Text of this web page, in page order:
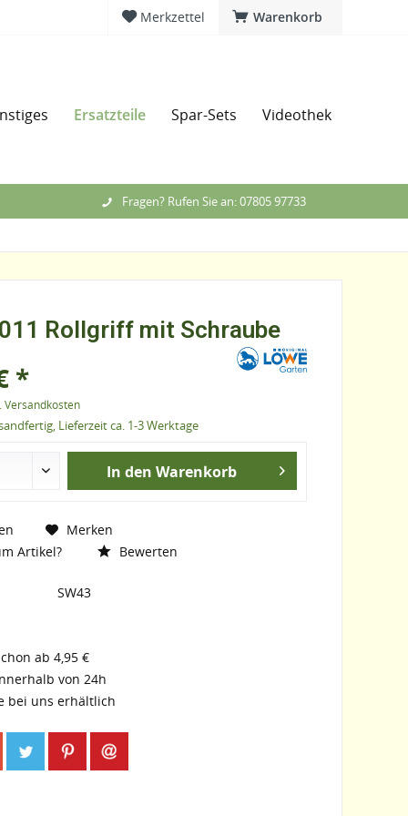
Warenkorb
Merkzettel
Ersatzteile Spar-Sets Videothek
Fragen? Rufen Sie an: 07805 97733
Rollgriff mit Schraube
*
Versandkosten
Lieferzeit ca. 1-3 Werktage
In den Warenkorb
Merken
Artikel?
Bewerten
SW43
ab 4,95 €
von 24h
bei uns erhältlich